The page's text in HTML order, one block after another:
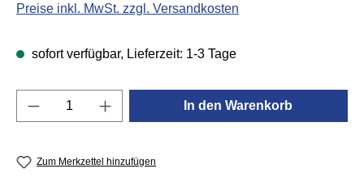
Preise inkl. MwSt. zzgl. Versandkosten
sofort verfügbar, Lieferzeit: 1-3 Tage
Produkt Anzahl: Gib den gewünschten
In den Warenkorb
Zum Merkzettel hinzufügen